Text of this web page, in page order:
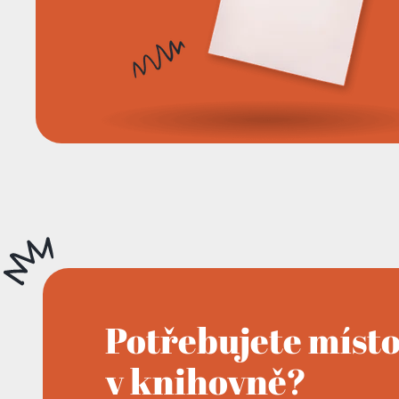
Potřebujete
v knihovně?